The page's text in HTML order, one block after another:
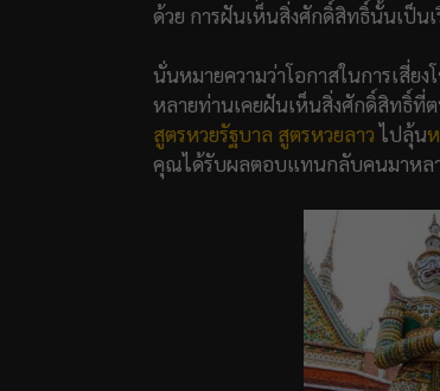
ด้วย การฝันเห็นสิ่งศักดิ์สิทธิ์นั้นเป็น
นั่นหมายความว่าโอกาสในการเสี่ย
หลายท่านเคยฝันเห็นสิ่งศักดิ์สิทธิ์ที่
สูตรหวยรัฐบาล สูตรหวยลาวไปลุ้น
คุณได้รับผลตอบแทนกลับคนมาหล